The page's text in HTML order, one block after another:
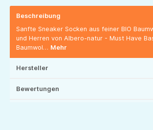
Beschreibung
Sanfte Sneaker Socken aus feiner BIO
und Herren von Albero-natur - Must Have
Baumwol… Mehr
Hersteller
Bewertungen